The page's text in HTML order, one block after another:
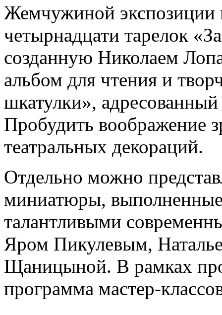
Жемчужиной экспозиции
четырнадцати тарелок
созданную Николаем
альбом для чтения и
шкатулки», адресованный
Пробудить воображение
театральных декораций.
Отдельно можно
миниатюры, выполненные
талантливыми
Яром Пикулевым,
Щаницыной. В рамках
программа мастер-